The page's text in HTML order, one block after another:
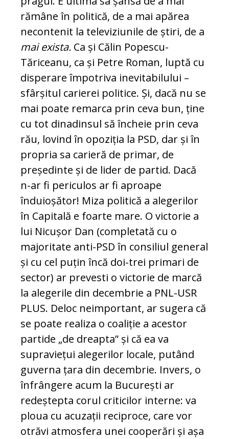
rămâne în politică, de a mai apărea
necontenit la televiziunile de știri, de a
mai exista. Ca și Călin Popescu-
Tăriceanu, ca și Petre Roman, luptă cu
disperare împotriva inevitabilului –
sfârșitul carierei politice. Și, dacă nu se
mai poate remarca prin ceva bun, ține
cu tot dinadinsul să încheie prin ceva
rău, lovind în opoziția la PSD, dar și în
propria sa carieră de primar, de
președinte și de lider de partid. Dacă
n-ar fi periculos ar fi aproape
înduioșător! Miza politică a alegerilor
în Capitală e foarte mare. O victorie a
lui Nicușor Dan (completată cu o
majoritate anti-PSD în consiliul general
și cu cel puțin încă doi-trei primari de
sector) ar prevesti o victorie de marcă
la alegerile din decembrie a PNL-USR
PLUS. Deloc neimportant, ar sugera că
se poate realiza o coaliție a acestor
partide „de dreapta” și că ea va
supraviețui alegerilor locale, putând
guverna țara din decembrie. Invers, o
înfrângere acum la București ar
redeștepta corul criticilor interne: va
ploua cu acuzații reciproce, care vor
otrăvi atmosfera unei cooperări și așa